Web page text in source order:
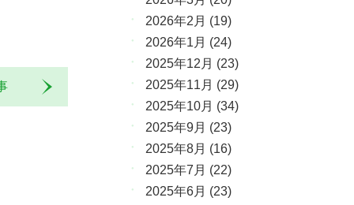
2026年2月 (19)
2026年1月 (24)
2025年12月 (23)
2025年11月 (29)
2025年10月 (34)
2025年9月 (23)
2025年8月 (16)
2025年7月 (22)
2025年6月 (23)